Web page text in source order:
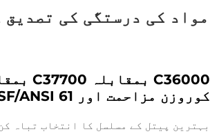
مواد کی درستگی کی تصدیق
کوروزن مزاحمت اور NSF/ANSI 61 کے لیے مناسبیت
بہترین پیتل کے مسلسل کا انتخاب تباہ